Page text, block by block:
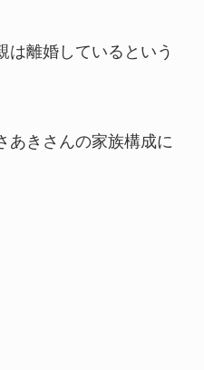
は離婚しているという
あきさんの家族構成に